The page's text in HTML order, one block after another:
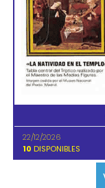
22/12/2026
10 DISPONIBLES